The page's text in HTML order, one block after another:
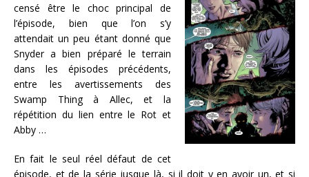
censé être le choc principal de
l’épisode, bien que l’on s’y
attendait un peu étant donné que
Snyder a bien préparé le terrain
dans les épisodes précédents,
entre les avertissements des
Swamp Thing à Allec, et la
répétition du lien entre le Rot et
Abby …
En fait le seul réel défaut de cet
épisode, et de la série jusque là, si il doit y en avoir un, et si